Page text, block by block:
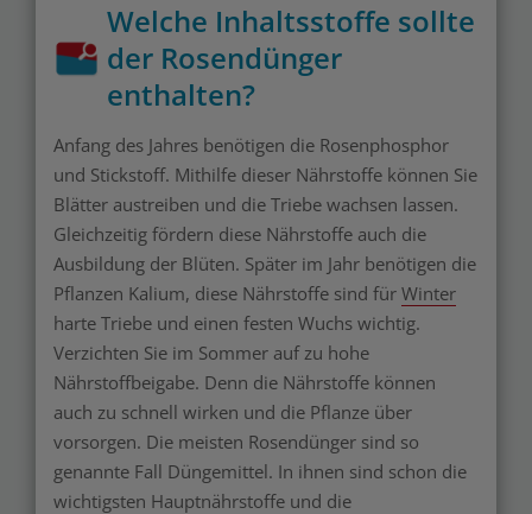
Welche Inhaltsstoffe sollte
der Rosendünger
enthalten?
Anfang des Jahres benötigen die Rosenphosphor
und Stickstoff. Mithilfe dieser Nährstoffe können Sie
Blätter austreiben und die Triebe wachsen lassen.
Gleichzeitig fördern diese Nährstoffe auch die
Ausbildung der Blüten. Später im Jahr benötigen die
Pflanzen Kalium, diese Nährstoffe sind für Winter
harte Triebe und einen festen Wuchs wichtig.
Verzichten Sie im Sommer auf zu hohe
Nährstoffbeigabe. Denn die Nährstoffe können
auch zu schnell wirken und die Pflanze über
vorsorgen. Die meisten Rosendünger sind so
genannte Fall Düngemittel. In ihnen sind schon die
wichtigsten Hauptnährstoffe und die